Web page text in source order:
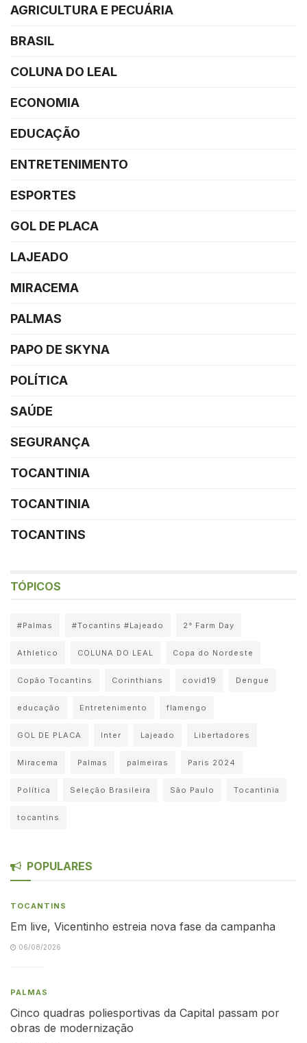
AGRICULTURA E PECUÁRIA
BRASIL
COLUNA DO LEAL
ECONOMIA
EDUCAÇÃO
ENTRETENIMENTO
ESPORTES
GOL DE PLACA
LAJEADO
MIRACEMA
PALMAS
PAPO DE SKYNA
POLÍTICA
SAÚDE
SEGURANÇA
TOCANTINIA
TOCANTINIA
TOCANTINS
TÓPICOS
#Palmas #Tocantins #Lajeado 2° Farm Day
Athletico COLUNA DO LEAL Copa do Nordeste
Copão Tocantins Corinthians covid19 Dengue
educação Entretenimento flamengo
GOL DE PLACA Inter Lajeado Libertadores
Miracema Palmas palmeiras Paris 2024
Política Seleção Brasileira São Paulo Tocantinia
tocantins
POPULARES
TOCANTINS
Em live, Vicentinho estreia nova fase da campanha
06/08/2026
PALMAS
Cinco quadras poliesportivas da Capital passam por
obras de modernização